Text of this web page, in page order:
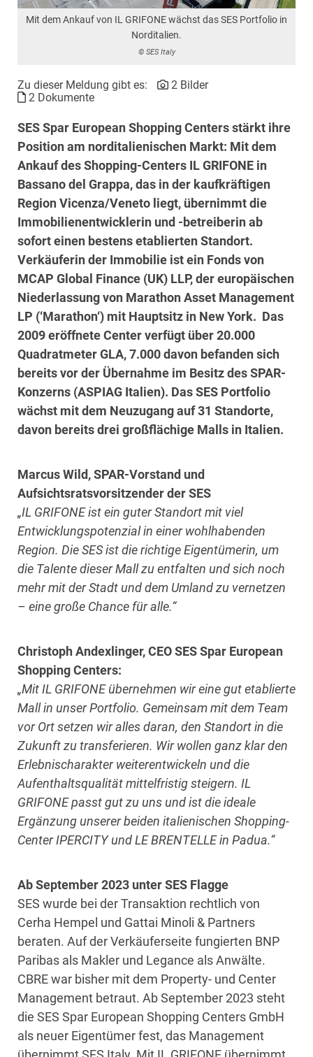
Mit dem Ankauf von IL GRIFONE wächst das SES Portfolio in
Norditalien.
© SES Italy
Zu dieser Meldung gibt es:
2 Bilder
2 Dokumente
SES Spar European Shopping Centers stärkt ihre
Position am norditalienischen Markt: Mit dem
Ankauf des Shopping-Centers IL GRIFONE in
Bassano del Grappa, das in der kaufkräftigen
Region Vicenza/Veneto liegt, übernimmt die
Immobilienentwicklerin und -betreiberin ab
sofort einen bestens etablierten Standort.
Verkäuferin der Immobilie ist ein Fonds von
MCAP Global Finance (UK) LLP, der europäischen
Niederlassung von Marathon Asset Management
LP (‘Marathon‘) mit Hauptsitz in New York. Das
2009 eröffnete Center verfügt über 20.000
Quadratmeter GLA, 7.000 davon befanden sich
bereits vor der Übernahme im Besitz des SPAR-
Konzerns (ASPIAG Italien). Das SES Portfolio
wächst mit dem Neuzugang auf 31 Standorte,
davon bereits drei großflächige Malls in Italien.
Marcus Wild, SPAR-Vorstand und
Aufsichtsratsvorsitzender der SES
„IL GRIFONE ist ein guter Standort mit viel
Entwicklungspotenzial in einer wohlhabenden
Region. Die SES ist die richtige Eigentümerin, um
die Talente dieser Mall zu entfalten und sich noch
mehr mit der Stadt und dem Umland zu vernetzen
– eine große Chance für alle.“
Christoph Andexlinger, CEO SES Spar European
Shopping Centers:
„Mit IL GRIFONE übernehmen wir eine gut etablierte
Mall in unser Portfolio. Gemeinsam mit dem Team
vor Ort setzen wir alles daran, den Standort in die
Zukunft zu transferieren. Wir wollen ganz klar den
Erlebnischarakter weiterentwickeln und die
Aufenthaltsqualität mittelfristig steigern. IL
GRIFONE passt gut zu uns und ist die ideale
Ergänzung unserer beiden italienischen Shopping-
Center IPERCITY und LE BRENTELLE in Padua.“
Ab September 2023 unter SES Flagge
SES wurde bei der Transaktion rechtlich von
Cerha Hempel und Gattai Minoli & Partners
beraten. Auf der Verkäuferseite fungierten BNP
Paribas als Makler und Legance als Anwälte.
CBRE war bisher mit dem Property- und Center
Management betraut. Ab September 2023 steht
die SES Spar European Shopping Centers GmbH
als neuer Eigentümer fest, das Management